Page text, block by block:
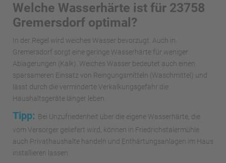
Welche Wasserhärte ist für 23758
Gremersdorf optimal?
In der Regel wird weiches Wasser bevorzugt. Auch in
Gremersdorf sorgt eine geringe Wasserhärte für weniger
Ablagerungen (Kalk). Weiches Wasser bedeutet auch einen
sparsameren Einsatz von Reingungsmitteln (Waschmittel) und
lässt durch die verminderte Verkalkungsgefahr die
Haushaltsgeräte länger leben.
Tipp: Bei Unzufriedenheit über die eigene Wasserhärte, die
vom Versorger geliefert wird, können in Friedrichstalermühle
auch Privathaushalte handeln und Enthärtungsanlagen im Haus
installieren lassen.